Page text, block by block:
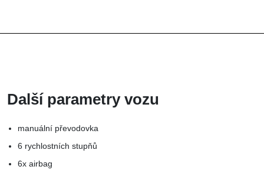
Další parametry vozu
manuální převodovka
6 rychlostních stupňů
6x airbag